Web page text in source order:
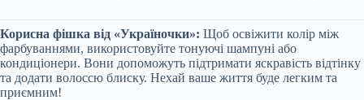
Корисна фішка від «Україночки»: Щоб освіжити колір між
фарбуваннями, використовуйте тонуючі шампуні або
кондиціонери. Вони допоможуть підтримати яскравість відтінку
та додати волоссю блиску. Нехай ваше життя буде легким та
приємним!